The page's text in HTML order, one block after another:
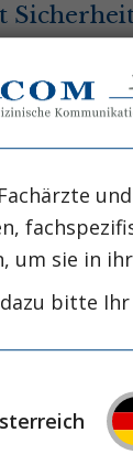
nur ein
noch mehr
um sie in
bitte Ihr